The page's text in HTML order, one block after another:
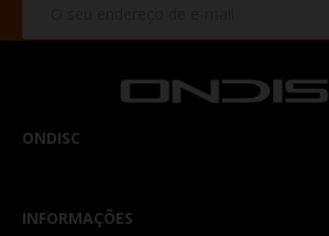
ONDISC
INFORMAÇÕES